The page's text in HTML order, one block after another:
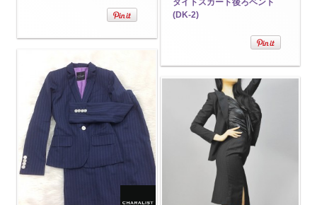
タイトスカート後ろベント
(DK-2)